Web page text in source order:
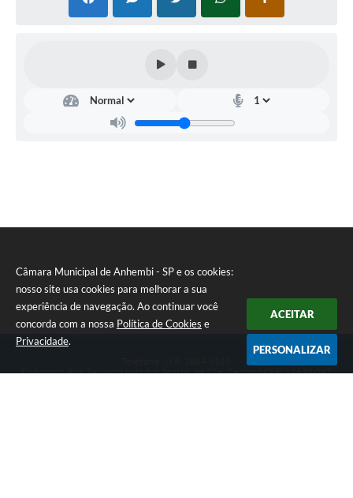
Câmara Municipal de Anhembi - SP e os cookies:
nosso site usa cookies para melhorar a sua
experiência de navegação. Ao continuar você
concorda com a nossa Política de Cookies e
Privacidade.
ACEITAR
PERSONALIZAR
Endereço: Rua: Salvador Luiz dos Santos, nº 776, Centro | CEP: 18630-047